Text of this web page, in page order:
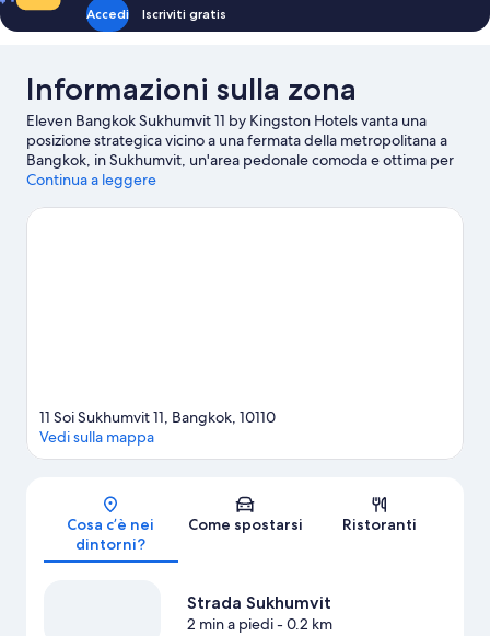
Accedi Iscriviti gratis
Informazioni sulla zona
Eleven Bangkok Sukhumvit 11 by Kingston Hotels vanta una
posizione strategica vicino a una fermata della metropolitana a
Bangkok, in Sukhumvit, un'area pedonale comoda e ottima per
lo shopping. Santuario di Erawan e Monumento alla Vittoria sono
shopping, Centro commerciale Terminal 21 e CentralWorld sono
Continua a leggere
Mappa
11 Soi Sukhumvit 11, Bangkok, 10110
Vedi sulla mappa
Cosa c’è nei
dintorni?
Come spostarsi Ristoranti
Strada Sukhumvit
2 min a piedi- 0.2 km